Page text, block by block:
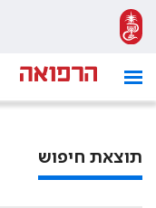
תוצאת חיפוש